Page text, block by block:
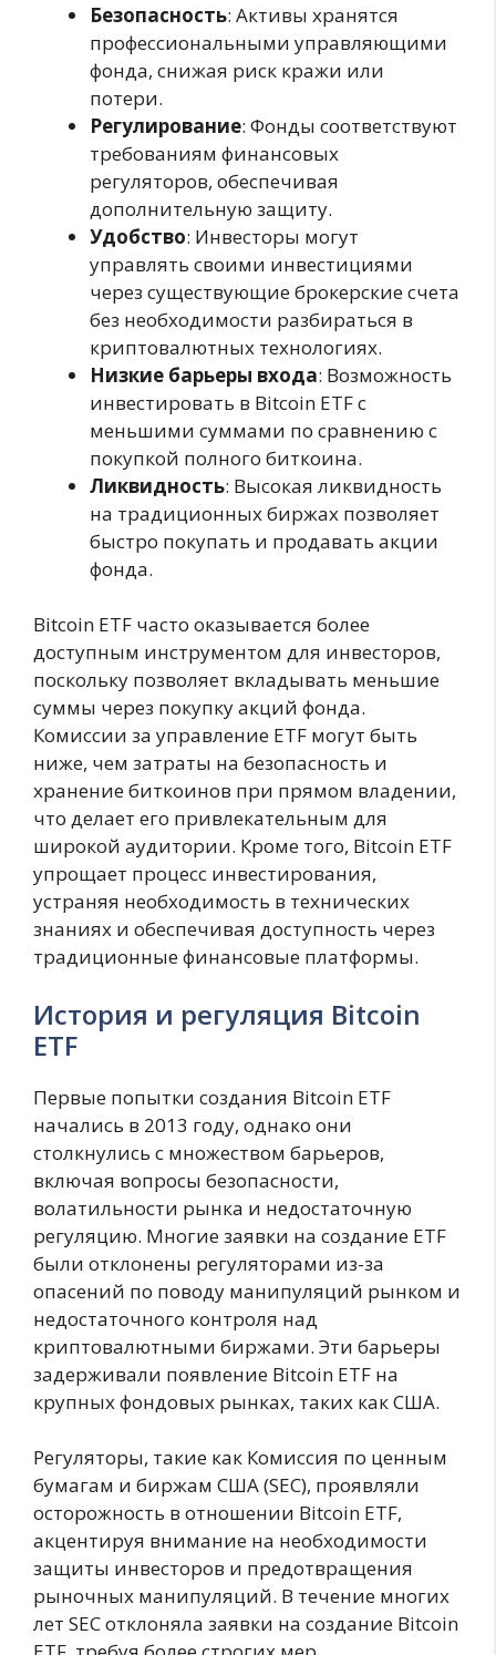
Безопасность: Активы хранятся
профессиональными управляющими
фонда, снижая риск кражи или
потери.
Регулирование: Фонды соответствуют
требованиям финансовых
регуляторов, обеспечивая
дополнительную защиту.
Удобство: Инвесторы могут
управлять своими инвестициями
через существующие брокерские счета
без необходимости разбираться в
криптовалютных технологиях.
Низкие барьеры входа: Возможность
инвестировать в Bitcoin ETF с
меньшими суммами по сравнению с
покупкой полного биткоина.
Ликвидность: Высокая ликвидность
на традиционных биржах позволяет
быстро покупать и продавать акции
фонда.
Bitcoin ETF часто оказывается более
доступным инструментом для инвесторов,
поскольку позволяет вкладывать меньшие
суммы через покупку акций фонда.
Комиссии за управление ETF могут быть
ниже, чем затраты на безопасность и
хранение биткоинов при прямом владении,
что делает его привлекательным для
широкой аудитории. Кроме того, Bitcoin ETF
упрощает процесс инвестирования,
устраняя необходимость в технических
знаниях и обеспечивая доступность через
традиционные финансовые платформы.
История и регуляция Bitcoin
ETF
Первые попытки создания Bitcoin ETF
начались в 2013 году, однако они
столкнулись с множеством барьеров,
включая вопросы безопасности,
волатильности рынка и недостаточную
регуляцию. Многие заявки на создание ETF
были отклонены регуляторами из-за
опасений по поводу манипуляций рынком и
недостаточного контроля над
криптовалютными биржами. Эти барьеры
задерживали появление Bitcoin ETF на
крупных фондовых рынках, таких как США.
Регуляторы, такие как Комиссия по ценным
бумагам и биржам США (SEC), проявляли
осторожность в отношении Bitcoin ETF,
акцентируя внимание на необходимости
защиты инвесторов и предотвращения
рыночных манипуляций. В течение многих
лет SEC отклоняла заявки на создание Bitcoin